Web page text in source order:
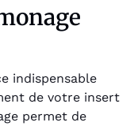
indispensable
de votre insert
permet de